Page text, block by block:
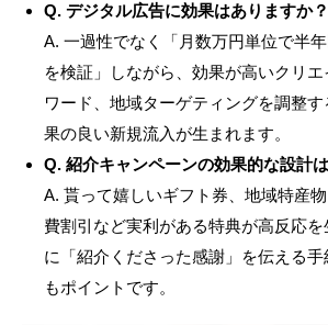
Q. デジタル広告に効果はありますか？
A. 一過性でなく「月数万円単位で半
を検証」しながら、効果が高いクリ
ワード、地域ターゲティングを調整
果の良い新規流入が生まれます。
Q. 紹介キャンペーンの効果的な設計
A. 貰って嬉しいギフト券、地域特産
費割引など実利がある特典が高反応
に「紹介くださった感謝」を伝える
もポイントです。